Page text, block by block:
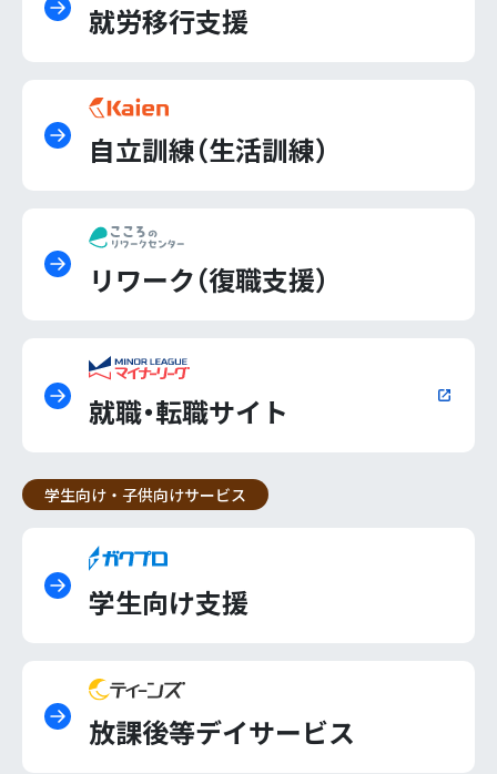
就労移行支援
自立訓練（生活訓練）
リワーク（復職支援）
就職・転職サイト
学生向け・子供向けサービス
学生向け支援
放課後等デイサービス